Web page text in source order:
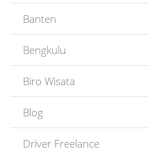
Banten
Bengkulu
Biro Wisata
Blog
Driver Freelance